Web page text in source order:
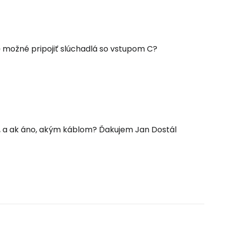
pripojiť slúchadlá so vstupom C?
ak áno, akým káblom? Ďakujem Jan Dostál